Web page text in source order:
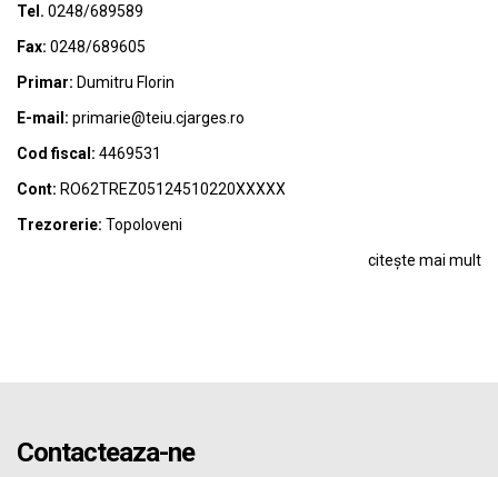
Tel. 0248/689589
Fax: 0248/689605
Primar: Dumitru Florin
E-mail: primarie@teiu.cjarges.ro
Cod fiscal: 4469531
Cont: RO62TREZ05124510220XXXXX
Trezorerie: Topoloveni
citește mai mult
Contacteaza-ne